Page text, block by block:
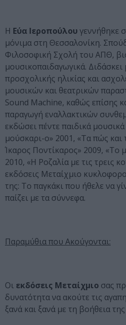
Η Εύα Ιεροπούλου γεννήθηκε
μόνιμα στη Θεσσαλονίκη.
Φιλοσοφική Σχολή του ΑΠΘ,
μουσικοπαιδαγωγικά.
προσχολικής ηλικίας και
μουσικών και θεατρικών
Sound Machine, καθώς επίσης
παραγωγή εναλλακτικών
εκδώσει πέντε παιδικά
μούσκαρι-o» 2001, «Τα πώς και
Ίκαρος Ποντίκαρος» 2009, «Το
2010, «Η Ροζαλία με τις τρεις
εκδόσεις Μεταίχμιο
της: Το παγκάκι που ήθελε να
παίζει με τα σύννεφα.
Παραμύθια που Ακούγονται:
Οι εκδόσεις Μεταίχμιο σας
δυνατότητα να ακούτε τις
ξανά και ξανά με τη βοήθεια